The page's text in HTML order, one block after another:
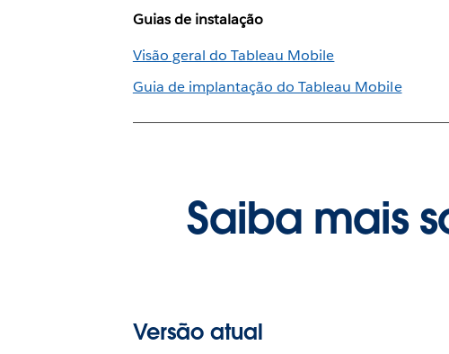
Guias de instalação
Visão geral do Tableau Mobile
Guia de implantação do Tableau Mobile
Saiba mais
Versão atual